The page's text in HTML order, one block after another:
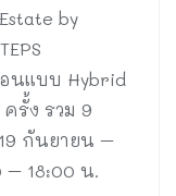
by
อนแบบ Hybrid
รั้ง รวม 9
กันยายน –
– 18:00 น.